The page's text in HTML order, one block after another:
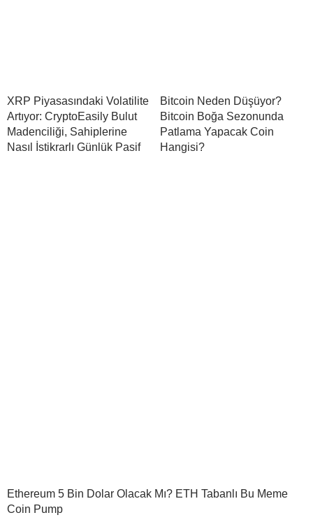
XRP Piyasasındaki Volatilite
Artıyor: CryptoEasily Bulut
Madenciliği, Sahiplerine
Nasıl İstikrarlı Günlük Pasif
Bitcoin Neden Düşüyor?
Bitcoin Boğa Sezonunda
Patlama Yapacak Coin
Hangisi?
Ethereum 5 Bin Dolar Olacak Mı? ETH Tabanlı Bu Meme
Coin Pump